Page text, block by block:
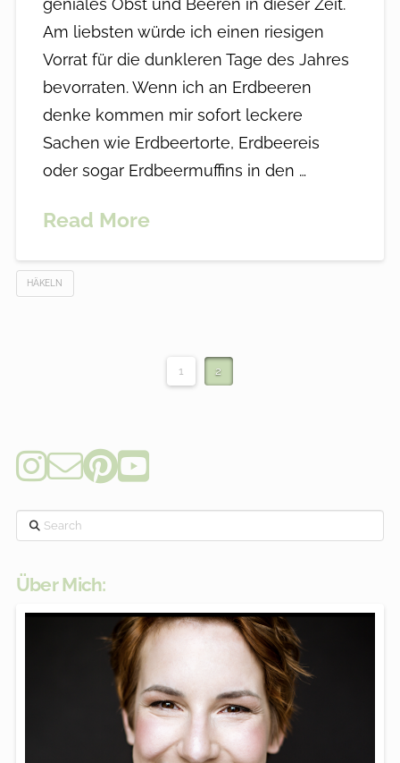
geniales Obst und Beeren in dieser Zeit.
Am liebsten würde ich einen riesigen
Vorrat für die dunkleren Tage des Jahres
bevorraten. Wenn ich an Erdbeeren
denke kommen mir sofort leckere
Sachen wie Erdbeertorte, Erdbeereis
oder sogar Erdbeermuffins in den …
Read More
HÄKELN
1 2
Search
Über Mich: